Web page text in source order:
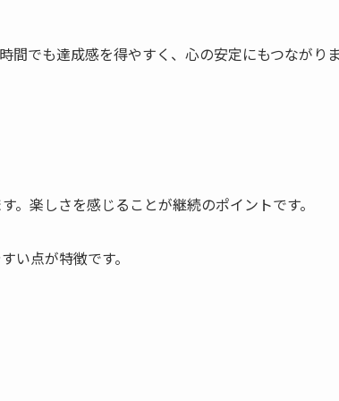
間でも達成感を得やすく、心の安定にもつながり
楽しさを感じることが継続のポイントです。
い点が特徴です。